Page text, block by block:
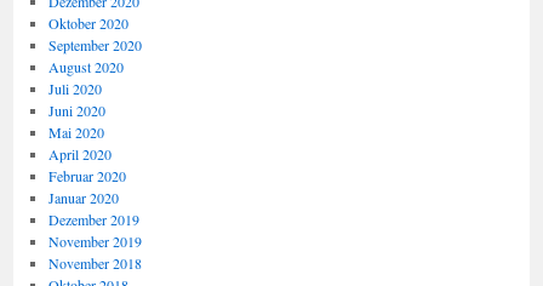
Oktober 2020
September 2020
August 2020
Juli 2020
Juni 2020
Mai 2020
April 2020
Februar 2020
Januar 2020
Dezember 2019
November 2019
November 2018